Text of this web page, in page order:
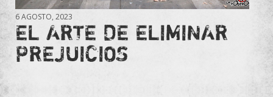
6 AGOSTO, 2023
EL ARTE DE ELIMINAR
PREJUICIOS